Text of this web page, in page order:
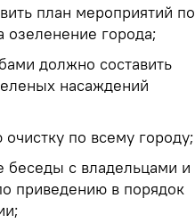
план мероприятий по
озеленение города;
должно составить
насаждений
по всему городу;
беседы с владельцами и
приведению в порядок